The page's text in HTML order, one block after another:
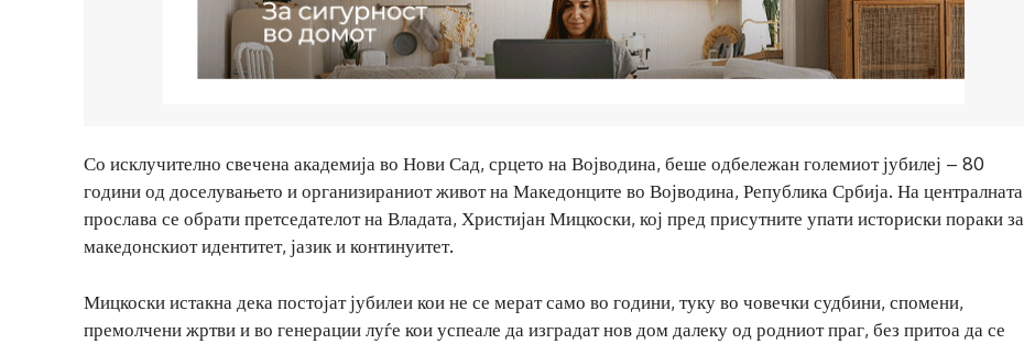
Со исклучително свечена академија во Нови Сад, срцето на Војводина, беше одбележан големиот јубилеј – 80
години од доселувањето и организираниот живот на Македонците во Војводина, Република Србија. На централната
прослава се обрати претседателот на Владата, Христијан Мицкоски, кој пред присутните упати историски пораки за
македонскиот идентитет, јазик и континуитет.
Мицкоски истакна дека постојат јубилеи кои не се мерат само во години, туку во човечки судбини, спомени,
премолчени жртви и во генерации луѓе кои успеале да изградат нов дом далеку од родниот праг, без притоа да се